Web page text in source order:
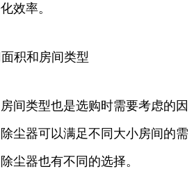
效率。
积和房间类型
间类型也是选购时需要考虑的因
尘器可以满足不同大小房间的需
尘器也有不同的选择。